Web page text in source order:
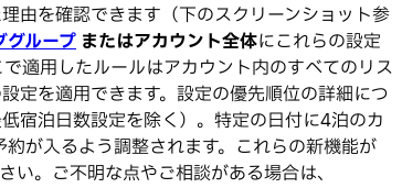
由を確認できます（下のスクリーンショット参
グループ またはアカウント全体にこれらの設定
適用したルールはアカウント内のすべてのリス
定を適用できます。設定の優先順位の詳細につ
宿泊日数設定を除く）。特定の日付に4泊のカ
が入るよう調整されます。これらの新機能が
。ご不明な点やご相談がある場合は、